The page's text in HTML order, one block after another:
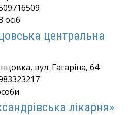
центральна
вул. Гагаріна, 64
лікарня»